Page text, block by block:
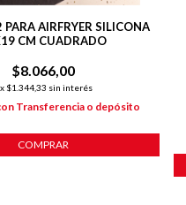
PARA AIRFRYER SILICONA
CM CUADRADO
$8.066,00
x $1.344,33 sin interés
Transferencia o depósito
COMPRAR